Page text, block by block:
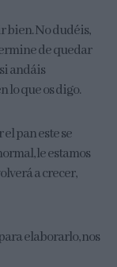
bien. No dudéis,
de quedar
andáis
lo que os digo.
pan este se
le estamos
a crecer,
elaborarlo, nos